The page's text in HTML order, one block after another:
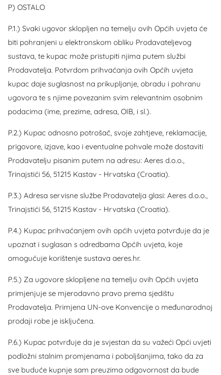
P) OSTALO
P.1.) Svaki ugovor sklopljen na temelju ovih Općih uvjeta će
biti pohranjeni u elektronskom obliku Prodavateljevog
sustava, te kupac može pristupiti njima putem službi
Prodavatelja. Potvrdom prihvaćanja ovih Općih uvjeta
kupac daje suglasnost na prikupljanje, obradu i pohranu
ugovora te s njime povezanim svim relevantnim osobnim
podacima (ime, prezime, adresa, OIB, i sl.).
P.2.) Kupac odnosno potrošač, svoje zahtjeve, reklamacije,
prigovore, izjave, kao i eventualne pohvale može dostaviti
Prodavatelju pisanim putem na adresu: Aeres d.o.o.,
Trinajstići 56, 51215 Kastav - Hrvatska (Croatia).
P.3.) Adresa servisne službe Prodavatelja glasi: Aeres d.o.o.,
Trinajstići 56, 51215 Kastav - Hrvatska (Croatia).
P.4.) Kupac prihvaćanjem ovih općih uvjeta potvrđuje da je
upoznat i suglasan s odredbama Općih uvjeta, koje
omogućuje korištenje sustava aeres.hr.
P.5.) Za ugovore sklopljene na temelju ovih Općih uvjeta
primjenjuje se mjerodavno pravo prema sjedištu
Prodavatelja. Primjena UN-ove Konvencije o međunarodnoj
prodaji robe je isključena.
P.6.) Kupac potvrđuje da je svjestan da su važeći Opći uvjeti
podložni stalnim promjenama i poboljšanjima, tako da za
sve buduće kupnje sam preuzima odgovornost da bude